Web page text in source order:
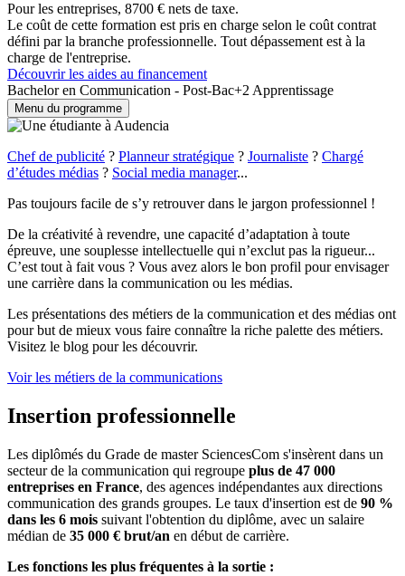
Pour les entreprises, 8700 € nets de taxe.
Le coût de cette formation est pris en charge selon le coût contrat
défini par la branche professionnelle. Tout dépassement est à la
charge de l'entreprise.
Découvrir les aides au financement
Bachelor en Communication - Post-Bac+2 Apprentissage
Menu du programme
Chef de publicité ? Planneur stratégique ? Journaliste ? Chargé
d’études médias ? Social media manager...
Pas toujours facile de s’y retrouver dans le jargon professionnel !
De la créativité à revendre, une capacité d’adaptation à toute
épreuve, une souplesse intellectuelle qui n’exclut pas la rigueur...
C’est tout à fait vous ? Vous avez alors le bon profil pour envisager
une carrière dans la communication ou les médias.
Les présentations des métiers de la communication et des médias ont
pour but de mieux vous faire connaître la riche palette des métiers.
Visitez le blog pour les découvrir.
Voir les métiers de la communications
Insertion professionnelle
Les diplômés du Grade de master SciencesCom s'insèrent dans un
secteur de la communication qui regroupe plus de 47 000
entreprises en France, des agences indépendantes aux directions
communication des grands groupes. Le taux d'insertion est de 90 %
dans les 6 mois suivant l'obtention du diplôme, avec un salaire
médian de 35 000 € brut/an en début de carrière.
Les fonctions les plus fréquentes à la sortie :